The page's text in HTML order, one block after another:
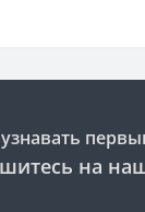
на